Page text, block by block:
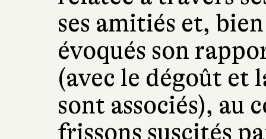
ses amitiés et,
évoqués son
(avec le dégoût et
sont associés), au
frissons suscités